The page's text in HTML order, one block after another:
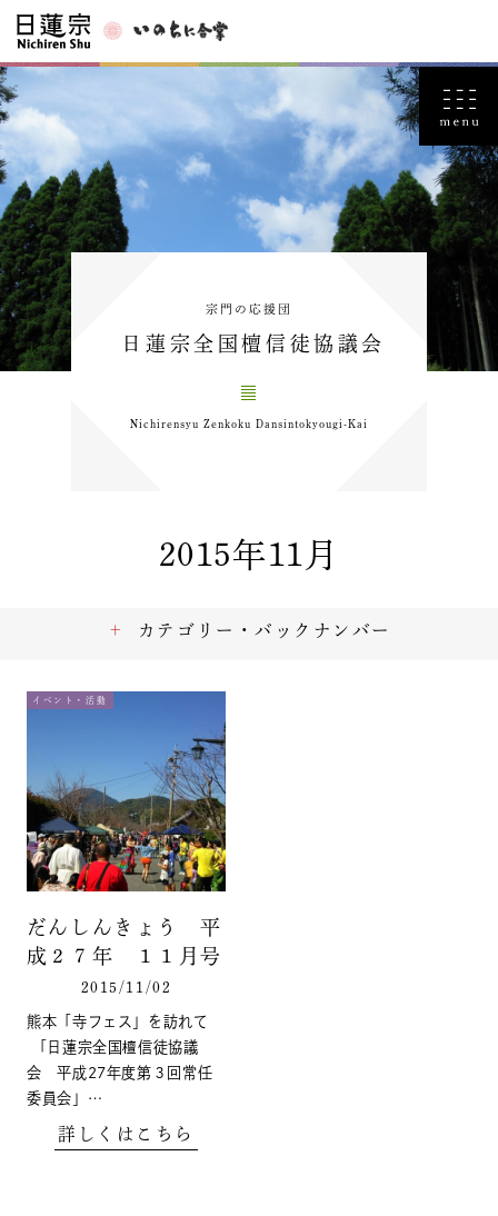
宗門の応援団
日蓮宗全国檀信徒協議会
Nichirensyu Zenkoku Dansintokyougi-Kai
2015年11月
イベント・活動
だんしんきょう 平
成２７年 １１月号
2015/11/02
熊本「寺フェス」を訪れて
「日蓮宗全国檀信徒協議
会 平成27年度第３回常任
委員会」…
詳しくはこちら
カテゴリー・バックナンバー